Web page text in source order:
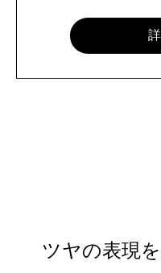
ツヤの表現